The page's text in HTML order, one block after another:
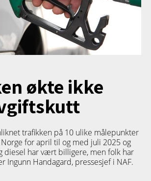
økte ikke
trafikken på 10 ulike målepunkter
for april til og med juli 2025 og
diesel har vært billigere, men folk har
Ingunn Handagard, pressesjef i NAF.